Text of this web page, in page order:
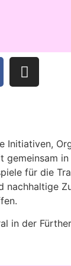
Initiativen,
gemeinsam
für die
nachhaltige
in der